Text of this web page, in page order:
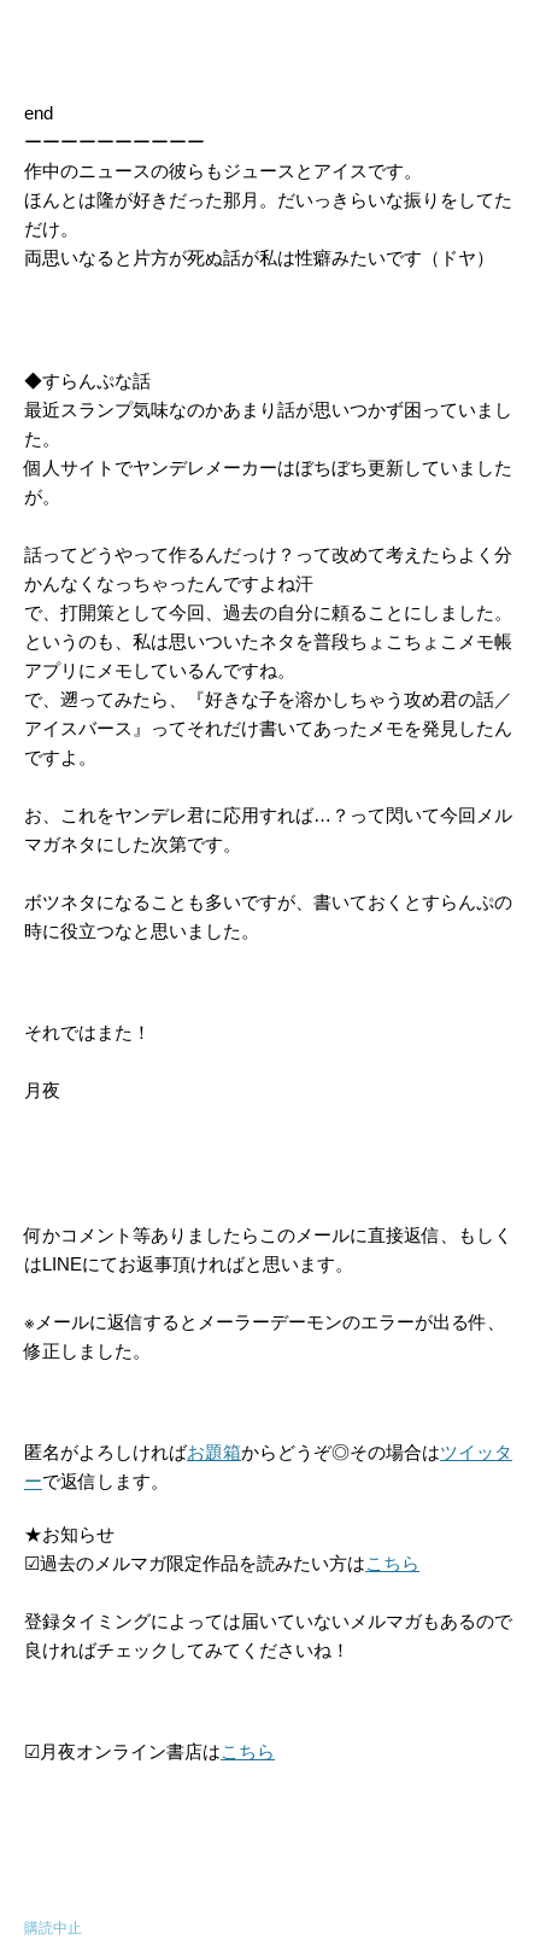
end
ーーーーーーーーーー
作中のニュースの彼らもジュースとアイスです。
ほんとは隆が好きだった那月。だいっきらいな振りをしてた
だけ。
両思いなると片方が死ぬ話が私は性癖みたいです（ドヤ）
◆すらんぷな話
最近スランプ気味なのかあまり話が思いつかず困っていまし
た。
個人サイトでヤンデレメーカーはぼちぼち更新していました
が。
話ってどうやって作るんだっけ？って改めて考えたらよく分
かんなくなっちゃったんですよね汗
で、打開策として今回、過去の自分に頼ることにしました。
というのも、私は思いついたネタを普段ちょこちょこメモ帳
アプリにメモしているんですね。
で、遡ってみたら、『好きな子を溶かしちゃう攻め君の話／
アイスバース』ってそれだけ書いてあったメモを発見したん
ですよ。
お、これをヤンデレ君に応用すれば…？って閃いて今回メル
マガネタにした次第です。
ボツネタになることも多いですが、書いておくとすらんぷの
時に役立つなと思いました。
それではまた！
月夜
何かコメント等ありましたらこのメールに直接返信、もしく
はLINEにてお返事頂ければと思います。
※メールに返信するとメーラーデーモンのエラーが出る件、
修正しました。
匿名がよろしければお題箱からどうぞ◎その場合はツイッタ
ーで返信します。
★お知らせ
☑過去のメルマガ限定作品を読みたい方はこちら
登録タイミングによっては届いていないメルマガもあるので
良ければチェックしてみてくださいね！
☑月夜オンライン書店はこちら
購読中止